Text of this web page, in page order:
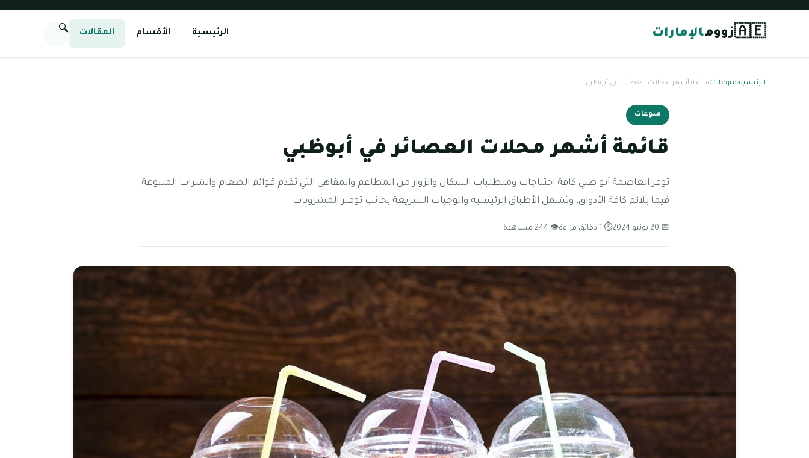
🇦🇪زوومالإمارات الرئيسية الأقسام المقالات 🔍
الرئيسية/منوعات/قائمة أشهر محلات العصائر في أبوظبي
منوعات
قائمة أشهر محلات العصائر في أبوظبي
توفر العاصمة أبو ظبي كافة احتياجات ومتطلبات السكان والزوار من المطاعم والمقاهي التي تقدم قوائم الطعام والشراب المتنوعة
فيما يلائم كافة الأذواق، وتشمل الأطباق الرئيسية والوجبات السريعة بجانب توفير المشروبات
📅 20 يونيو 2024 ⏱ 1 دقائق قراءة 👁 244 مشاهدة